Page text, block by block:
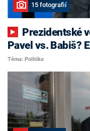
15 fotografií
Pavel vs. Babiš?
Téma: Politika